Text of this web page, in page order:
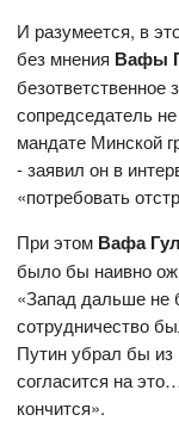
И разумеется, в
без мнения Вафы
безответственное
сопредседатель
мандате Минской
- заявил он в
«потребовать
При этом Вафа
было бы наивно
«Запад дальше не
сотрудничество
Путин убрал бы
согласится на
кончится».